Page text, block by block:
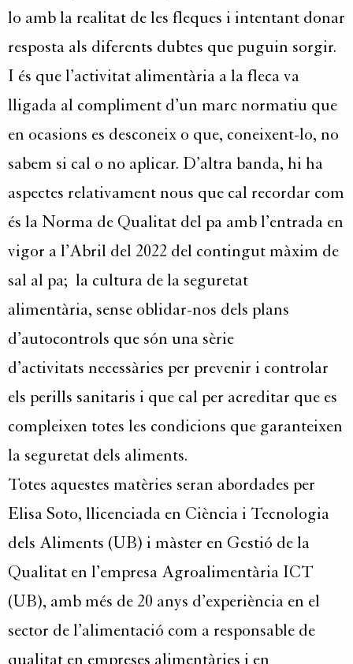
lo amb la realitat de les fleques i intentant donar
resposta als diferents dubtes que puguin sorgir.
I és que l’activitat alimentària a la fleca va
lligada al compliment d’un marc normatiu que
en ocasions es desconeix o que, coneixent-lo, no
sabem si cal o no aplicar. D’altra banda, hi ha
aspectes relativament nous que cal recordar com
és la Norma de Qualitat del pa amb l’entrada en
vigor a l’Abril del 2022 del contingut màxim de
sal al pa; la cultura de la seguretat
alimentària, sense oblidar-nos dels plans
d’autocontrols que són una sèrie
d’activitats necessàries per prevenir i controlar
els perills sanitaris i que cal per acreditar que es
compleixen totes les condicions que garanteixen
la seguretat dels aliments.
Totes aquestes matèries seran abordades per
Elisa Soto, llicenciada en Ciència i Tecnologia
dels Aliments (UB) i màster en Gestió de la
Qualitat en l’empresa Agroalimentària ICT
(UB), amb més de 20 anys d’experiència en el
sector de l’alimentació com a responsable de
qualitat en empreses alimentàries i en